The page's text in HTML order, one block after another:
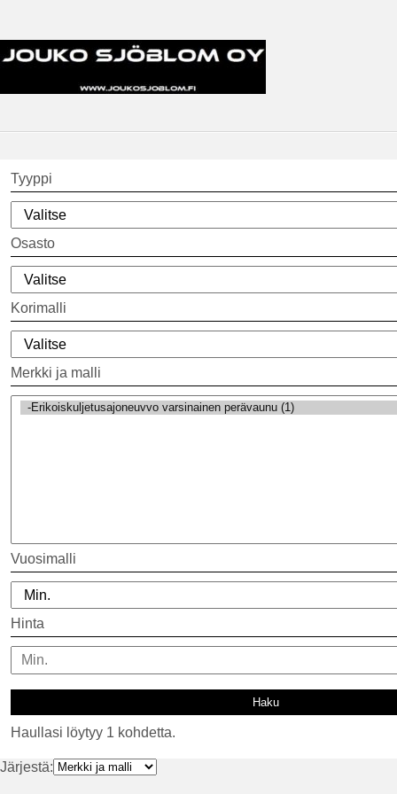
Tyyppi
Osasto
Korimalli
Merkki ja malli
Vuosimalli
Hinta
Haullasi löytyy 1 kohdetta.
Järjestä: